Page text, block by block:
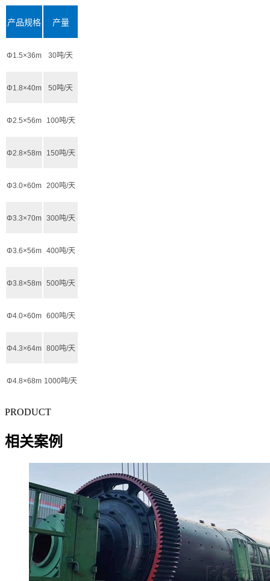
产品规格 产量
Φ1.5×36m 30吨/天
Φ1.8×40m 50吨/天
Φ2.5×56m 100吨/天
Φ2.8×58m 150吨/天
Φ3.0×60m 200吨/天
Φ3.3×70m 300吨/天
Φ3.6×56m 400吨/天
Φ3.8×58m 500吨/天
Φ4.0×60m 600吨/天
Φ4.3×64m 800吨/天
Φ4.8×68m 1000吨/天
PRODUCT
相关案例